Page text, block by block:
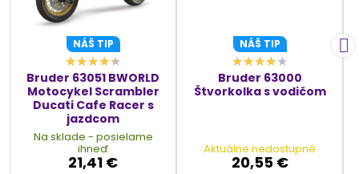
NÁŠ TIP
Bruder 63051 BWORLD
Motocykel Scrambler
Ducati Cafe Racer s
jazdcom
Na sklade - posielame
ihneď
21,41 €
NÁŠ TIP
Bruder 63000
Štvorkolka s vodičom
Aktuálne nedostupné
20,55 €